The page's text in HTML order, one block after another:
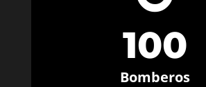
100
Bomberos